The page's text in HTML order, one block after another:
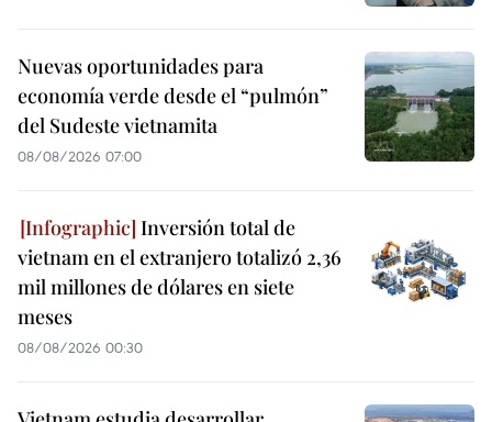
Nuevas oportunidades para
economía verde desde el “pulmón”
del Sudeste vietnamita
08/08/2026 07:00
Inversión total de
vietnam en el extranjero totalizó 2,36
mil millones de dólares en siete
meses
08/08/2026 00:30